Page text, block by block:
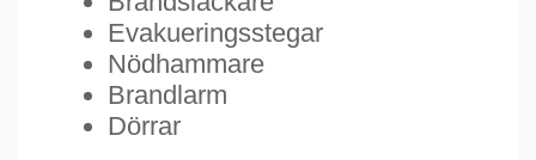
Evakueringsstegar
Nödhammare
Brandlarm
Dörrar